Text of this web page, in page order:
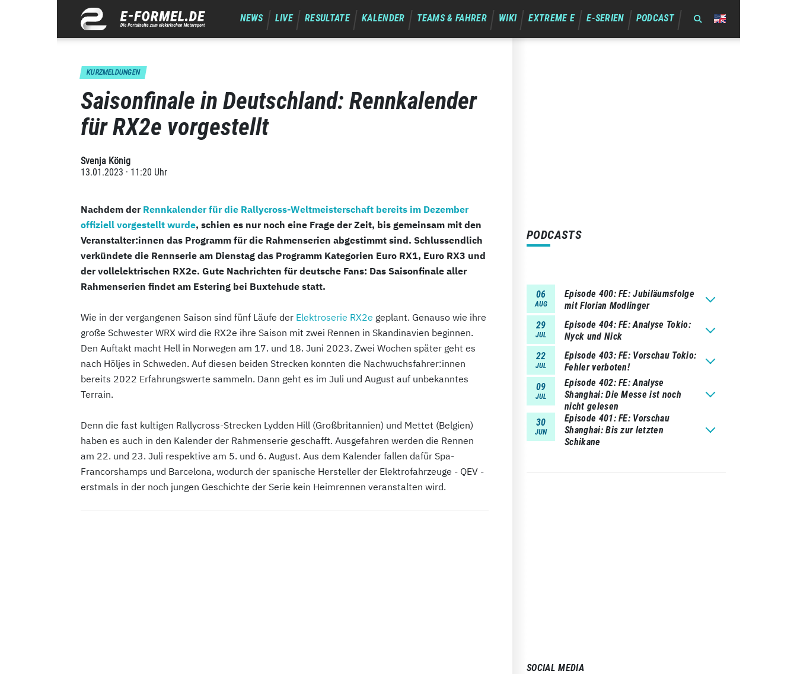
NEWS LIVE RESULTATE KALENDER TEAMS & FAHRER WIKI EXTREME E E-SERIEN PODCAST
KURZMELDUNGEN
Saisonfinale in Deutschland: Rennkalender
für RX2e vorgestellt
Svenja König
13.01.2023 · 11:20 Uhr
Nachdem der Rennkalender für die Rallycross-Weltmeisterschaft bereits im Dezember
offiziell vorgestellt wurde, schien es nur noch eine Frage der Zeit, bis gemeinsam mit den
Veranstalter:innen das Programm für die Rahmenserien abgestimmt sind. Schlussendlich
verkündete die Rennserie am Dienstag das Programm Kategorien Euro RX1, Euro RX3 und
der vollelektrischen RX2e. Gute Nachrichten für deutsche Fans: Das Saisonfinale aller
Rahmenserien findet am Estering bei Buxtehude statt.
Wie in der vergangenen Saison sind fünf Läufe der Elektroserie RX2e geplant. Genauso wie ihre
große Schwester WRX wird die RX2e ihre Saison mit zwei Rennen in Skandinavien beginnen.
Den Auftakt macht Hell in Norwegen am 17. und 18. Juni 2023. Zwei Wochen später geht es
nach Höljes in Schweden. Auf diesen beiden Strecken konnten die Nachwuchsfahrer:innen
bereits 2022 Erfahrungswerte sammeln. Dann geht es im Juli und August auf unbekanntes
Terrain.
Denn die fast kultigen Rallycross-Strecken Lydden Hill (Großbritannien) und Mettet (Belgien)
haben es auch in den Kalender der Rahmenserie geschafft. Ausgefahren werden die Rennen
am 22. und 23. Juli respektive am 5. und 6. August. Aus dem Kalender fallen dafür Spa-
Francorshamps und Barcelona, wodurch der spanische Hersteller der Elektrofahrzeuge - QEV -
erstmals in der noch jungen Geschichte der Serie kein Heimrennen veranstalten wird.
PODCASTS
06
AUG
Episode 400 FE: Jubiläumsfolge
mit Florian Modlinger
29
JUL
Episode 404 FE: Analyse Tokio:
Nyck und Nick
22
JUL
Episode 403 FE: Vorschau Tokio:
Fehler verboten!
09
JUL
Episode 402 FE: Analyse
Shanghai: Die Messe ist noch
nicht gelesen
30
JUN
Episode 401 FE: Vorschau
Shanghai: Bis zur letzten
Schikane
SOCIAL MEDIA